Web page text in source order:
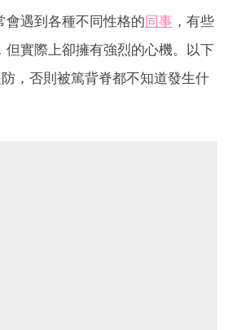
會遇到各種不同性格的同事 ，有些
但實際上卻擁有強烈的心機。以下
，否則被篤背脊都不知道發生什